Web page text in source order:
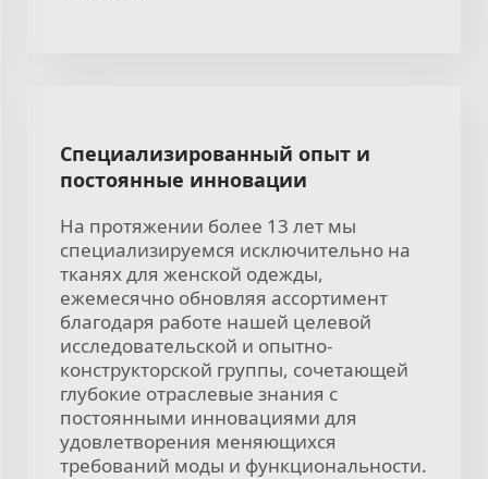
Специализированный опыт и
постоянные инновации
На протяжении более 13 лет мы
специализируемся исключительно на
тканях для женской одежды,
ежемесячно обновляя ассортимент
благодаря работе нашей целевой
исследовательской и опытно-
конструкторской группы, сочетающей
глубокие отраслевые знания с
постоянными инновациями для
удовлетворения меняющихся
требований моды и функциональности.